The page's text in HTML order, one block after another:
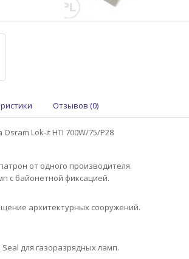
Отзывов (0)
Lok-it HTI 700W/75/P28
от одного производителя.
с байонетной фиксацией.
архитектурных сооружений.
для газоразрядных ламп.